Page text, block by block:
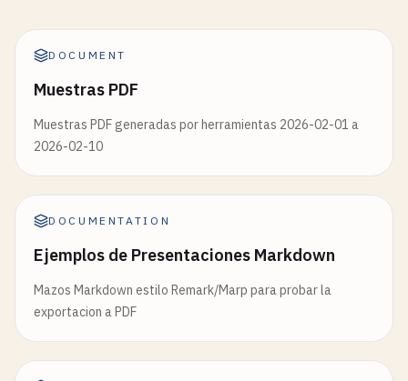
DOCUMENT
Muestras PDF
Muestras PDF generadas por herramientas 2026-02-01 a
2026-02-10
DOCUMENTATION
Ejemplos de Presentaciones Markdown
Mazos Markdown estilo Remark/Marp para probar la
exportacion a PDF